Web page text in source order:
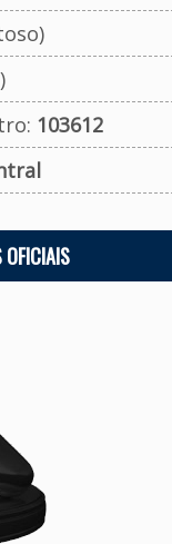
103612
OFICIAIS